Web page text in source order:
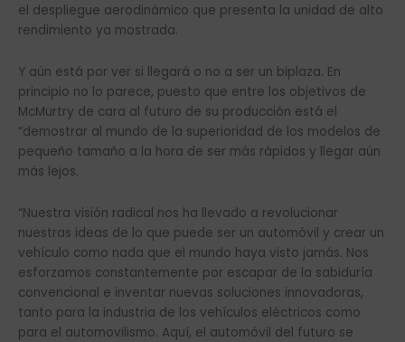
el despliegue aerodinámico que presenta la unidad de alto
rendimiento ya mostrada.
Y aún está por ver si llegará o no a ser un biplaza. En
principio no lo parece, puesto que entre los objetivos de
McMurtry de cara al futuro de su producción está el
“demostrar al mundo de la superioridad de los modelos de
pequeño tamaño a la hora de ser más rápidos y llegar aún
más lejos.
“Nuestra visión radical nos ha llevado a revolucionar
nuestras ideas de lo que puede ser un automóvil y crear un
vehículo como nada que el mundo haya visto jamás. Nos
esforzamos constantemente por escapar de la sabiduría
convencional e inventar nuevas soluciones innovadoras,
tanto para la industria de los vehículos eléctricos como
para el automovilismo. Aquí, el automóvil del futuro se